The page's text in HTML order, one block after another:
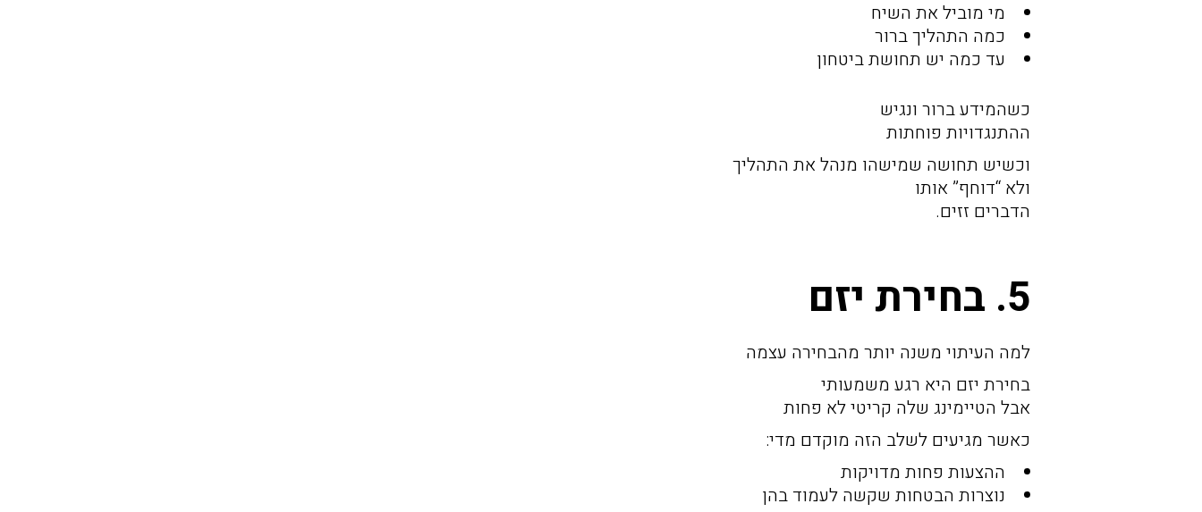
מי מוביל את השיח
כמה התהליך ברור
עד כמה יש תחושת ביטחון
כשהמידע ברור ונגיש
ההתנגדויות פוחתות
וכשיש תחושה שמישהו מנהל את התהליך
ולא “דוחף” אותו
הדברים זזים.
5. בחירת יזם
למה העיתוי משנה יותר מהבחירה עצמה
בחירת יזם היא רגע משמעותי
אבל הטיימינג שלה קריטי לא פחות
כאשר מגיעים לשלב הזה מוקדם מדי:
ההצעות פחות מדויקות
נוצרות הבטחות שקשה לעמוד בהן